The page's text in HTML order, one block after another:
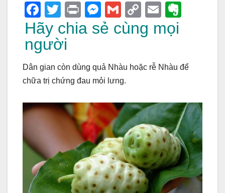
F
a
c
e
b
o
o
k
T
wi
tt
Pr
in
M
e
n
er
G
m
C
o
p
Li
k
E
m
ail
ot
Hãy chia sẻ cùng mọi
người
Dân gian còn dùng quả Nhàu hoặc rễ Nhàu để
chữa trị chứng đau mỏi lưng.